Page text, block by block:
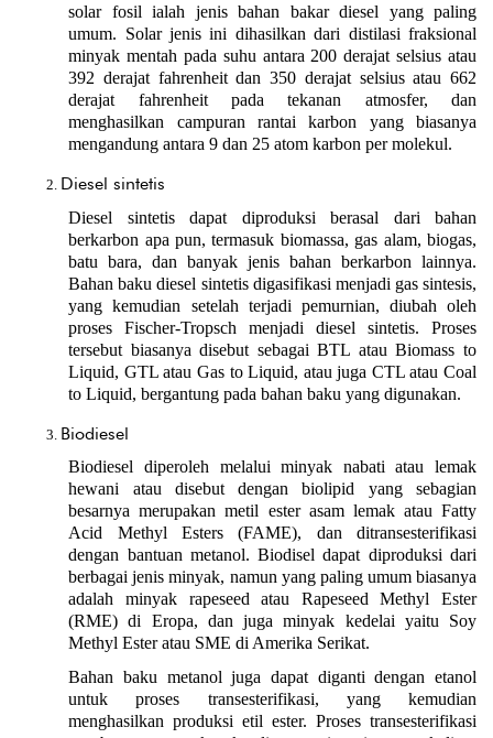
solar fosil ialah jenis bahan bakar diesel yang paling
umum. Solar jenis ini dihasilkan dari distilasi fraksional
minyak mentah pada suhu antara 200 derajat selsius atau
392 derajat fahrenheit dan 350 derajat selsius atau 662
derajat fahrenheit pada tekanan atmosfer, dan
menghasilkan campuran rantai karbon yang biasanya
mengandung antara 9 dan 25 atom karbon per molekul.
Diesel sintetis
Diesel sintetis dapat diproduksi berasal dari bahan
berkarbon apa pun, termasuk biomassa, gas alam, biogas,
batu bara, dan banyak jenis bahan berkarbon lainnya.
Bahan baku diesel sintetis digasifikasi menjadi gas sintesis,
yang kemudian setelah terjadi pemurnian, diubah oleh
proses Fischer-Tropsch menjadi diesel sintetis. Proses
tersebut biasanya disebut sebagai BTL atau Biomass to
Liquid, GTL atau Gas to Liquid, atau juga CTL atau Coal
to Liquid, bergantung pada bahan baku yang digunakan.
Biodiesel
Biodiesel diperoleh melalui minyak nabati atau lemak
hewani atau disebut dengan biolipid yang sebagian
besarnya merupakan metil ester asam lemak atau Fatty
Acid Methyl Esters (FAME), dan ditransesterifikasi
dengan bantuan metanol. Biodisel dapat diproduksi dari
berbagai jenis minyak, namun yang paling umum biasanya
adalah minyak rapeseed atau Rapeseed Methyl Ester
(RME) di Eropa, dan juga minyak kedelai yaitu Soy
Methyl Ester atau SME di Amerika Serikat.
Bahan baku metanol juga dapat diganti dengan etanol
untuk proses transesterifikasi, yang kemudian
menghasilkan produksi etil ester. Proses transesterifikasi